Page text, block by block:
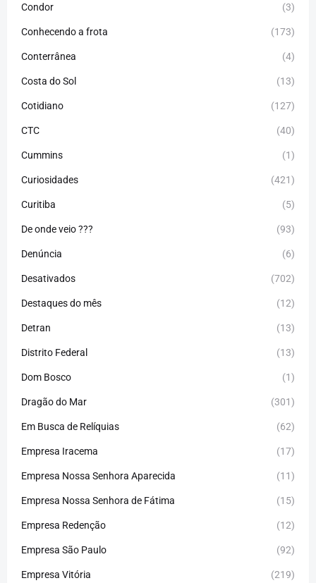
Condor (3)
Conhecendo a frota (173)
Conterrânea (4)
Costa do Sol (13)
Cotidiano (127)
CTC (40)
Cummins (1)
Curiosidades (421)
Curitiba (5)
De onde veio ??? (93)
Denúncia (6)
Desativados (702)
Destaques do mês (12)
Detran (13)
Distrito Federal (13)
Dom Bosco (1)
Dragão do Mar (301)
Em Busca de Relíquias (62)
Empresa Iracema (17)
Empresa Nossa Senhora Aparecida (11)
Empresa Nossa Senhora de Fátima (15)
Empresa Redenção (12)
Empresa São Paulo (92)
Empresa Vitória (219)